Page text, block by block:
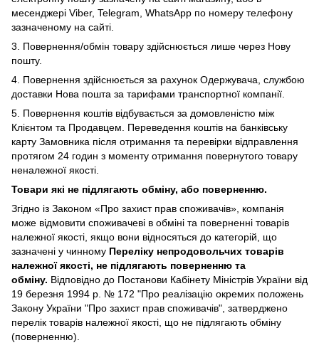
месенджері Viber, Telegram, WhatsApp по номеру телефону
зазначеному на сайті.
3. Повернення/обмін товару здійснюється лише через Нову
пошту.
4. Повернення здійснюється за рахунок Одержувача, службою
доставки Нова пошта за тарифами транспортної компанії.
5. Повернення коштів відбувається за домовленістю між
Клієнтом та Продавцем. Переведення коштів на банківську
карту Замовника після отримання та перевірки відправлення
протягом 24 годин з моменту отримання повернутого товару
неналежної якості.
Товари які не підлягають обміну, або поверненню.
Згідно із Законом «Про захист прав споживачів», компанія
може відмовити споживачеві в обміні та поверненні товарів
належної якості, якщо вони відносяться до категорій, що
зазначені у чинному Переліку непродовольчих товарів
належної якості, не підлягають поверненню та
обміну. Відповідно до Постанови Кабінету Міністрів України від
19 березня 1994 р. № 172 "Про реалізацію окремих положень
Закону України "Про захист прав споживачів", затверджено
перелік товарів належної якості, що не підлягають обміну
(поверненню).